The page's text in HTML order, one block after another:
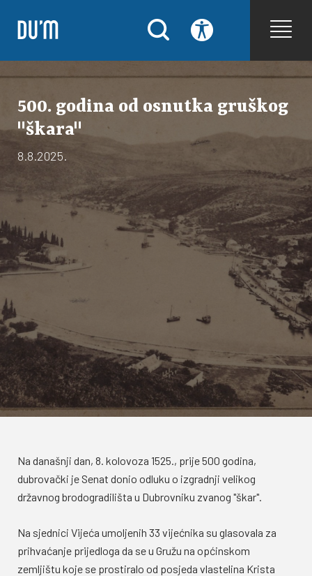
500. godina od osnutka gruškog
"škara"
8.8.2025.
Na današnji dan, 8. kolovoza 1525., prije 500 godina,
dubrovački je Senat donio odluku o izgradnji velikog
državnog brodogradilišta u Dubrovniku zvanog "škar".
Na sjednici Vijeća umoljenih 33 vijećnika su glasovala za
prihvaćanje prijedloga da se u Gružu na općinskom
zemljištu koje se prostiralo od posjeda vlastelina Krista